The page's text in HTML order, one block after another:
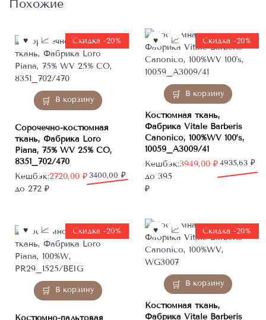
Похожие
В корзину
Скидка -20%
Сорочечно-костюмная
ткань, Фабрика Loro
Piana, 75% WV 25% CO,
8351_702/470
3400,00 ₽
Первоначальная
цена
2720,00 ₽
Текущая
цена:
Кешбэк:
до 272 ₽
В корзину
Скидка -20%
Костюмная ткань,
Фабрика Vitale Barberis
Canonico, 100%WV 100’s,
10059_A3009/41
4935,63 ₽
Первоначальная
цена
составляла
3949,00 ₽
Текущая
цена:
3949,00 ₽.
Кешбэк:
до 395
₽
В корзину
Скидка -20%
Костюмно-пальтовая
В корзину
Скидка -20%
Костюмная ткань,
Фабрика Vitale Barberis